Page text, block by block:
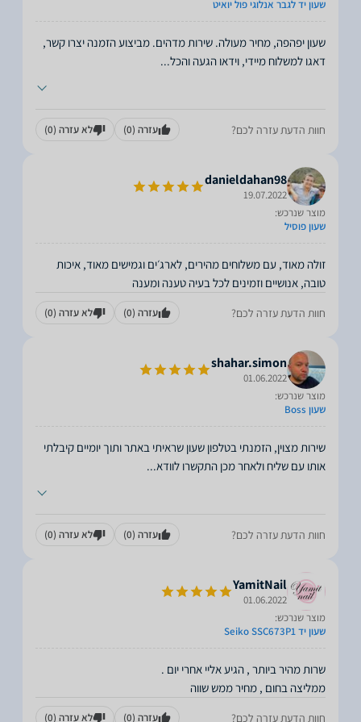
שעון יד לגבר אנלוגי פול יואיט
שעון יפהפה, מחיר מעולה. שירות מדהים. מביצוע הזמנה יצרו קשר,
דאגו למשלוח מיידי, וידאו הגעה והכל...
חוות הדעת עזרה לכם? עזרה (0) לא עזרה (0)
danieldahan98
19.07.2022
מוצר שנרכש:
שעון פוסיל
זולה מאוד, עם משלוחים מהירים, לארג׳ים וגמישים מאוד, איכות
טובה, אנושיים וזמינים לכל בעיה טענה ומענה
חוות הדעת עזרה לכם? עזרה (0) לא עזרה (0)
shahar.simon
01.06.2022
מוצר שנרכש:
שעון Boss
שירות מצוין, הזמנתי בטלפון שעון שראיתי באתר ותוך יומיים קיבלתי
אותו עם שליח ולאחר מכן התקשרו לוודא...
חוות הדעת עזרה לכם? עזרה (0) לא עזרה (0)
YamitNail
01.06.2022
מוצר שנרכש:
שעון יד Seiko SSC673P1
ממליצה בחום , מחיר ממש שווה
חוות הדעת עזרה לכם? עזרה (0) לא עזרה (0)